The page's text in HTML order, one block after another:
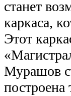
станет
каркаса,
Этот
Мурашов
построена